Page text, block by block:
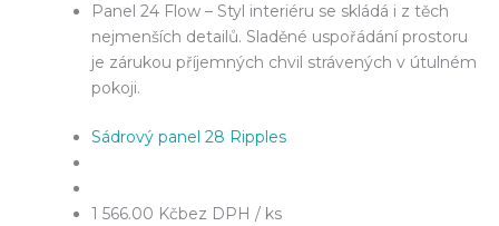
Panel 24 Flow – Styl interiéru se skládá i z těch
nejmenších detailů. Sladěné uspořádání prostoru
je zárukou příjemných chvil strávených v útulném
pokoji.
Sádrový panel 28 Ripples
1 566.00 Kčbez DPH / ks